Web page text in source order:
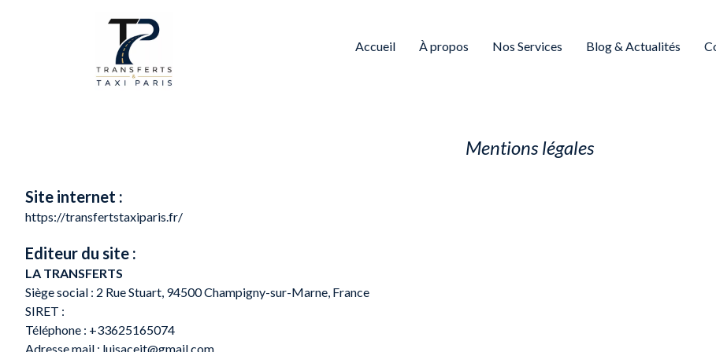
Accueil À propos Nos Services Blog & Actualités
Mentions légales
Site internet :
https://transfertstaxiparis.fr/
Editeur du site :
LA TRANSFERTS
Siège social : 2 Rue Stuart, 94500 Champigny-sur-Marne, France
SIRET :
Téléphone : +33625165074
Adresse mail : luisaceit@gmail.com